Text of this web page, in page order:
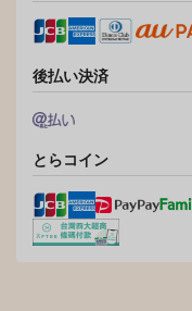
後払い決済
とらコイン